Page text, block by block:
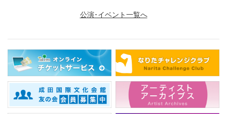
公演･イベント一覧へ